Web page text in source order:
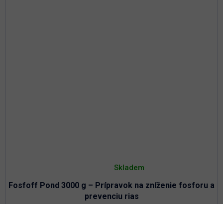
Fosfoff Pond 3000 g – Prípravok na zníženie fosforu a
prevenciu rias
hodnotenie
je
3,0
z
5
Skladem